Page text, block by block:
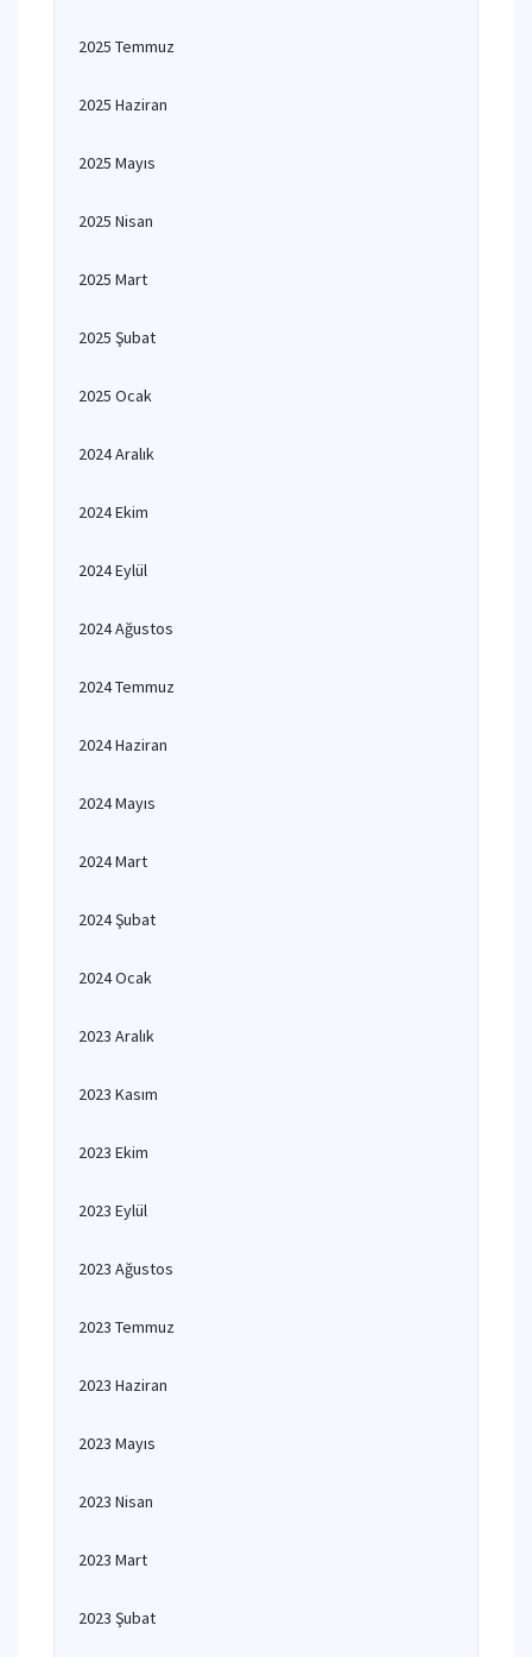
2025 Temmuz
2025 Haziran
2025 Mayıs
2025 Nisan
2025 Mart
2025 Şubat
2025 Ocak
2024 Aralık
2024 Ekim
2024 Eylül
2024 Ağustos
2024 Temmuz
2024 Haziran
2024 Mayıs
2024 Mart
2024 Şubat
2024 Ocak
2023 Aralık
2023 Kasım
2023 Ekim
2023 Eylül
2023 Ağustos
2023 Temmuz
2023 Haziran
2023 Mayıs
2023 Nisan
2023 Mart
2023 Şubat